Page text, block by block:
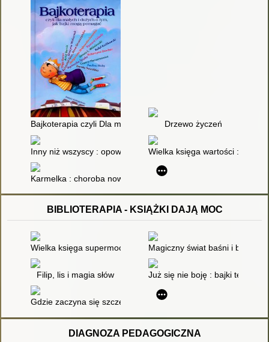
Bajkoterapia czyli Dla małych i dużych o tym, jak bajki mogą
Drzewo życzeń
Inny niż wszyscy : opowiadanie o chłopcu, który chce
Wielka księga wartości :
Karmelka : choroba nowotworowa
BIBLIOTERAPIA - KSIĄŻKI DAJĄ MOC
Wielka księga supermocy Magiczny świat baśni i bajek :
Filip, lis i magia słów Już się nie boję : bajki
Gdzie zaczyna się szczęście
DIAGNOZA PEDAGOGICZNA